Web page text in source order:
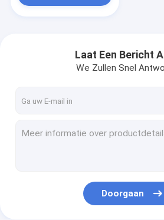
Fabrieksreis
Laat Een Bericht
We Zullen Snel
Doorgaan